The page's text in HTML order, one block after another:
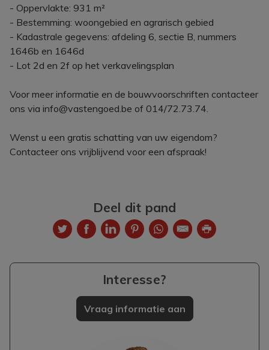
- Oppervlakte: 931 m²
- Bestemming: woongebied en agrarisch gebied
- Kadastrale gegevens: afdeling 6, sectie B, nummers
1646b en 1646d
- Lot 2d en 2f op het verkavelingsplan
Voor meer informatie en de bouwvoorschriften contacteer
ons via info@vastengoed.be of 014/72.73.74.
Wenst u een gratis schatting van uw eigendom?
Contacteer ons vrijblijvend voor een afspraak!
Deel dit pand
Interesse?
Vraag informatie aan